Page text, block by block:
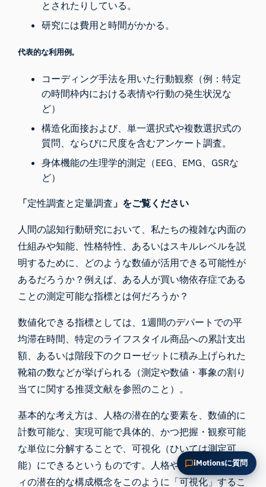
とされたりしている。
研究には費用と時間がかかる。
代表的な利用例。
コーディング手法を用いた行動観察（例：特定
の時間枠内における表情や行動の発生状況な
ど）
構造化面接および、単一選択式や複数選択式の
質問、ならびに尺度を含むアンケート調査。
身体機能の生理学的測定（EEG、EMG、GSRな
ど）
「定性調査と定量調査 」をご覧ください
人間の認知行動研究において、私たちの複雑な内面の
仕組みや知能、性格特性、あるいはスキルレベルを説
明するために、どのような数値が活用できる可能性が
あるだろうか？例えば、ある人が買い物依存症である
ことの測定可能な指標とは何だろうか？
数値化できる指標としては、1週間のデパートでの平
均滞在時間、特定のライフスタイル商品への累計支出
額、あるいは階段下のクローゼットに積み上げられた
靴箱の数などが挙げられる（測定や数値・事象の割り
当てに関する推奨文献を参照のこと）。
基本的な考え方は、人格の潜在的な要素を、数値的に
計数可能な、実現可能で具体的、かつ把握・観察可能
な単位に分解することで、可視化（ひいては測定可
能）にできるというものです。人格やアイデンティテ
ィの潜在的な構成概念をこのように「可視化」するこ
iMotionsに質問
iMotionsリサーチアシスタント
研究方法、製品、センサー、SDK、リソースに
ついて質問するか、研究したい内容を説明して
ください。
この記事を要約
なぜこれが重要ですか？
これをどう応用できますか？